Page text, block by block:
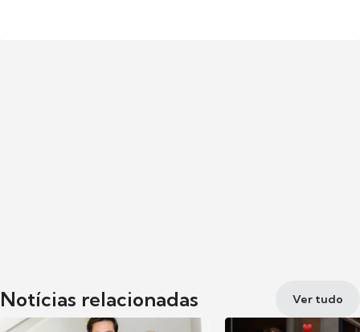
Notícias relacionadas Ver tudo